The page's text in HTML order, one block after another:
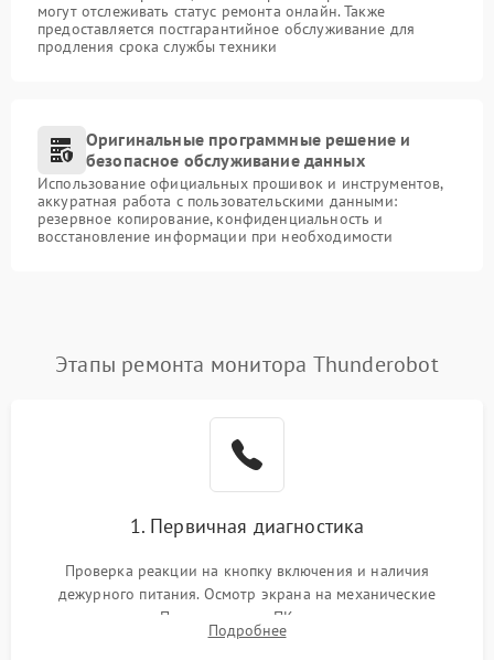
могут отслеживать статус ремонта онлайн. Также
предоставляется постгарантийное обслуживание для
продления срока службы техники
Оригинальные программные решение и
безопасное обслуживание данных
Использование официальных прошивок и инструментов,
аккуратная работа с пользовательскими данными:
резервное копирование, конфиденциальность и
восстановление информации при необходимости
Этапы ремонта монитора Thunderobot
1. Первичная диагностика
Проверка реакции на кнопку включения и наличия
дежурного питания. Осмотр экрана на механические
повреждения. Подключение к ПК для оценки вывода
изображения, работы подсветки и выявления артефактов на
Подробнее